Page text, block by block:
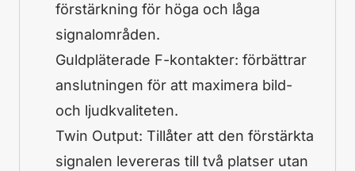
förstärkning för höga och låga
signalområden.
Guldpläterade F-kontakter: förbättrar
anslutningen för att maximera bild-
och ljudkvaliteten.
Twin Output: Tillåter att den förstärkta
signalen levereras till två platser utan